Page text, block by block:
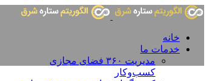
خانه
خدمات ما
مدیریت ۳۶۰ فضای مجازی
کسب‌وکار